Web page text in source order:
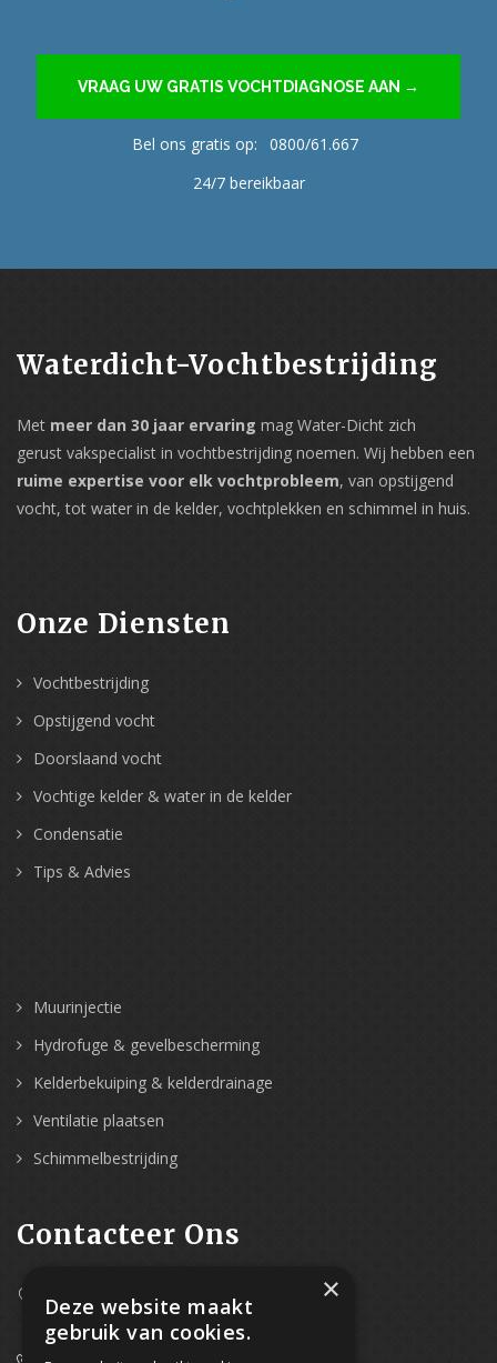
VRAAG UW GRATIS VOCHTDIAGNOSE AAN →
Bel ons gratis op:
0800/61.667
24/7 bereikbaar
Waterdicht-Vochtbestrijding
Met meer dan 30 jaar ervaring mag Water-Dicht zich
gerust vakspecialist in vochtbestrijding noemen. Wij hebben een
ruime expertise voor elk vochtprobleem, van opstijgend
vocht, tot water in de kelder, vochtplekken en schimmel in huis.
Onze Diensten
Vochtbestrijding
Opstijgend vocht
Doorslaand vocht
Vochtige kelder & water in de kelder
Condensatie
Tips & Advies
Muurinjectie
Hydrofuge & gevelbescherming
Kelderbekuiping & kelderdrainage
Ventilatie plaatsen
Schimmelbestrijding
Contacteer Ons
Westpoort 37B,
2070 Zwijndrecht
×
Deze website maakt
gebruik van cookies.